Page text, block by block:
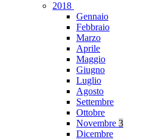
2018
Gennaio
Febbraio
Marzo
Aprile
Maggio
Giugno
Luglio
Agosto
Settembre
Ottobre
Novembre 3
Dicembre